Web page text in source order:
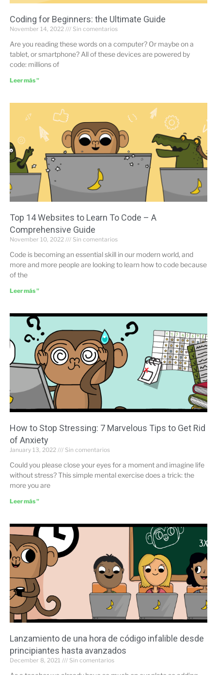
Coding for Beginners: the Ultimate Guide
November 14, 2022 Sin comentarios
Are you reading these words on a computer? Or maybe on a
tablet, or smartphone? All of these devices are powered by
code: millions of
Leer más "
Top 14 Websites to Learn To Code – A
Comprehensive Guide
November 10, 2022 Sin comentarios
Code is becoming an essential skill in our modern world, and
more and more people are looking to learn how to code because
of the
Leer más "
How to Stop Stressing: 7 Marvelous Tips to Get Rid
of Anxiety
January 13, 2022 Sin comentarios
Could you please close your eyes for a moment and imagine life
without stress? This simple mental exercise does a trick: the
more you are
Leer más "
Lanzamiento de una hora de código infalible desde
principiantes hasta avanzados
December 8, 2021 Sin comentarios